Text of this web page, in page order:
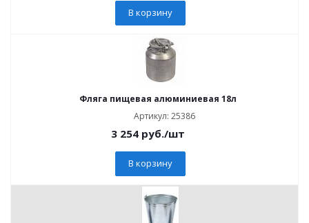
В корзину
Фляга пищевая алюминиевая 18л
Артикул: 25386
3 254руб./шт
В корзину